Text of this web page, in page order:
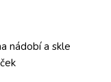
nádobí a skle